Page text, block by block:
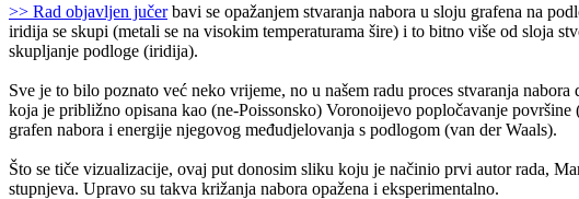
>> Rad objavljen jučerbavi se opažanjem stvaranja nabora u sloju grafena na
iridija se skupi (metali se na visokim temperaturama šire) i to bitno više od sloja
skupljanje podloge (iridija).
Sve je to bilo poznato već neko vrijeme, no u našem radu proces stvaranja
koja je približno opisana kao (ne-Poissonsko) Voronoijevo popločavanje
grafen nabora i energije njegovog međudjelovanja s podlogom (van der Waals).
Što se tiče vizualizacije, ovaj put donosim sliku koju je načinio prvi autor rada,
stupnjeva. Upravo su takva križanja nabora opažena i eksperimentalno.